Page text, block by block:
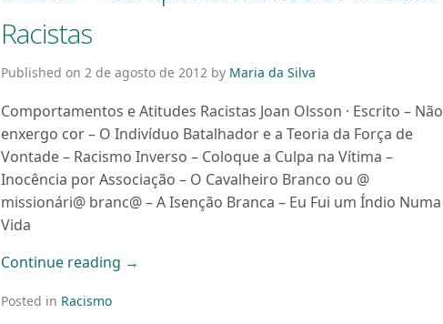
Racistas
Published on 2 de agosto de 2012 by Maria da Silva
Comportamentos e Atitudes Racistas Joan Olsson · Escrito – Não
enxergo cor – O Indivíduo Batalhador e a Teoria da Força de
Vontade – Racismo Inverso – Coloque a Culpa na Vítima –
Inocência por Associação – O Cavalheiro Branco ou @
missionári@ branc@ – A Isenção Branca – Eu Fui um Índio Numa
Vida
Continue reading →
Posted in Racismo